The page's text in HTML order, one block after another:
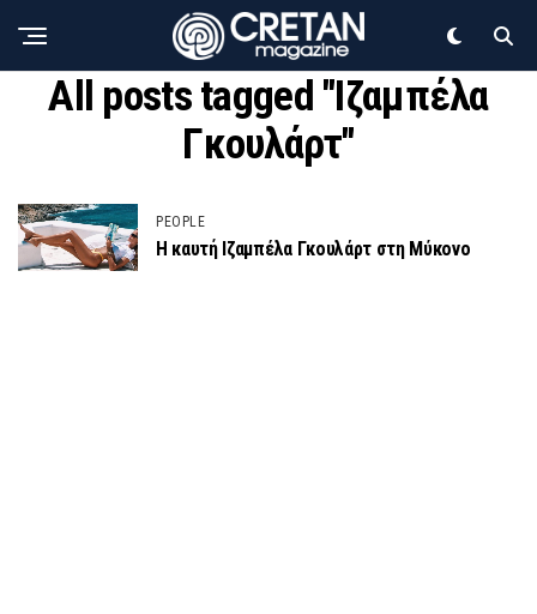
All posts tagged "Ιζαμπέλα
Γκουλάρτ"
PEOPLE
Η καυτή Ιζαμπέλα Γκουλάρτ στη Μύκονο